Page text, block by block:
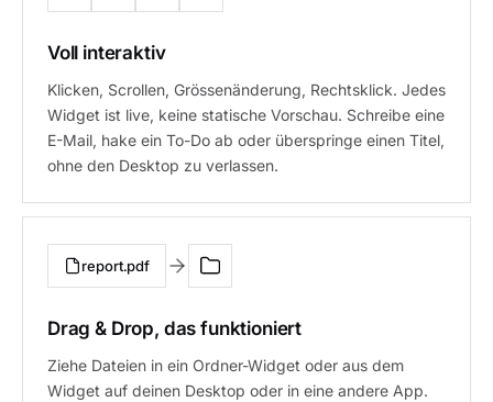
Voll interaktiv
Klicken, Scrollen, Grössenänderung, Rechtsklick. Jedes
Widget ist live, keine statische Vorschau. Schreibe eine
E-Mail, hake ein To-Do ab oder überspringe einen Titel,
ohne den Desktop zu verlassen.
report.pdf
Drag & Drop, das funktioniert
Ziehe Dateien in ein Ordner-Widget oder aus dem
Widget auf deinen Desktop oder in eine andere App.